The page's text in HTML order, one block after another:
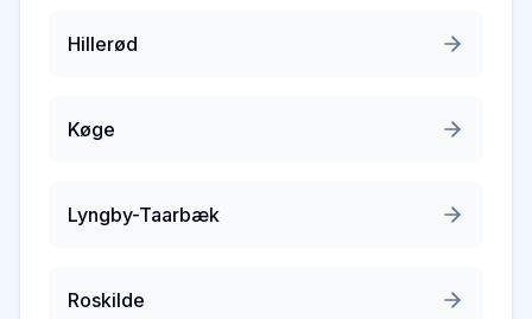
Hillerød
Køge
Lyngby-Taarbæk
Roskilde